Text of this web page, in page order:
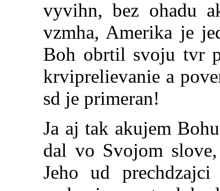
vyvihn, bez ohadu
vzmha, Amerika je
Boh obrtil svoju tvr
krviprelievanie a
sd je primeran!
Ja aj tak akujem
dal vo Svojom
Jeho ud